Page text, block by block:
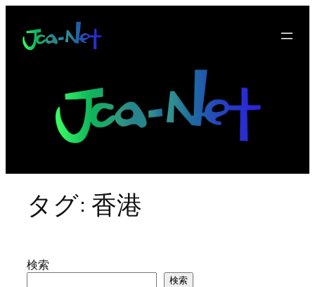
タグ: 香港
検索
検索